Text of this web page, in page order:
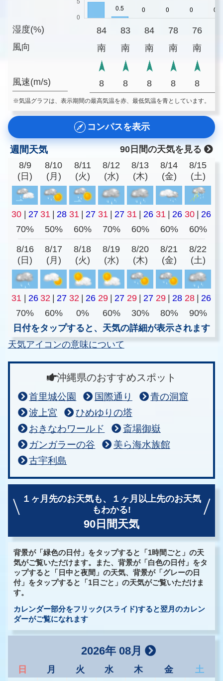
湿度(%)
風向
風速(m/s)
84 83 84 78 76
南
南 南 南 南
8 8 8 8 8
※気温グラフは、表示期間の最高気温を赤、最低気温を青としています。
コンパスを表示
週間天気
90日間の天気を見る
8/9
(日)
8/10
(月)
8/11
(火)
8/12
(水)
8/13
(木)
8/14
(金)
8/15
(土)
30 | 27 31 | 28 31 | 27 31 | 27 31 | 26 31 | 26 30 | 26
70%
50% 60% 70% 60% 60% 60%
8/16
(日)
8/17
(月)
8/18
(火)
8/19
(水)
8/20
(木)
8/21
(金)
8/22
(土)
31 | 26 32 | 27 32 | 26 29 | 27 29 | 27 29 | 28 28 | 26
70%
60% 0% 60% 30% 80%
90%
日付をタップすると、天気の詳細が表示されます
天気アイコンの意味について
沖縄県のおすすめスポット
首里城公園 国際通り
青の洞窟
波上宮
ひめゆりの塔
おきなわワールド
斎場御嶽
ガンガラーの谷
美ら海水族館
古宇利島
１ヶ月先のお天気も、
１ヶ月以上先のお天気
もわかる!
90日間天気
背景が「緑色の日付」をタップすると「1時間ごと」の天
気がご覧いただけます。また、背景が「白色の日付」をタ
ップすると「日中と夜間」の天気、背景が「グレーの日
付」をタップすると「1日ごと」の天気がご覧いただけま
す。
カレンダー部分をフリック(スライド)すると翌月のカレン
ダーがご覧になれます
2026年 08月
日 月 火 水 木 金 土